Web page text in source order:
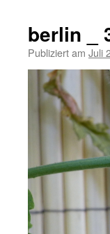
berlin _
Publiziert am Juli